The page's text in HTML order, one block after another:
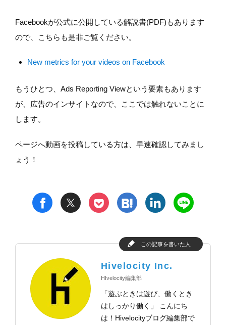
Facebookが公式に公開している解説書(PDF)もあります
ので、こちらも是非ご覧ください。
New metrics for your videos on Facebook
もうひとつ、Ads Reporting Viewという要素もあります
が、広告のインサイトなので、ここでは触れないことに
します。
ページへ動画を投稿している方は、早速確認してみまし
ょう！
f t p h l n
この記事を書いた人
Hivelocity Inc.
HIvelocity編集部
「遊ぶときは遊び、働くとき
はしっかり働く」 こんにち
は！Hivelocityブログ編集部で